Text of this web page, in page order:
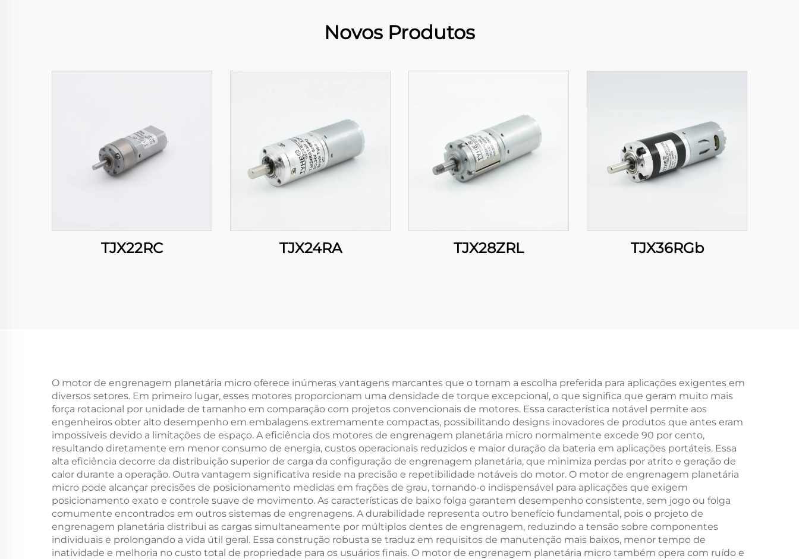
Novos Produtos
TJX22RC TJX24RA TJX28ZRL TJX36RGb
O motor de engrenagem planetária micro oferece inúmeras vantagens marcantes que o tornam a escolha preferida para aplicações exigentes em
diversos setores. Em primeiro lugar, esses motores proporcionam uma densidade de torque excepcional, o que significa que geram muito mais
força rotacional por unidade de tamanho em comparação com projetos convencionais de motores. Essa característica notável permite aos
engenheiros obter alto desempenho em embalagens extremamente compactas, possibilitando designs inovadores de produtos que antes eram
impossíveis devido a limitações de espaço. A eficiência dos motores de engrenagem planetária micro normalmente excede 90 por cento,
resultando diretamente em menor consumo de energia, custos operacionais reduzidos e maior duração da bateria em aplicações portáteis. Essa
alta eficiência decorre da distribuição superior de carga da configuração de engrenagem planetária, que minimiza perdas por atrito e geração de
calor durante a operação. Outra vantagem significativa reside na precisão e repetibilidade notáveis do motor. O motor de engrenagem planetária
micro pode alcançar precisões de posicionamento medidas em frações de grau, tornando-o indispensável para aplicações que exigem
posicionamento exato e controle suave de movimento. As características de baixo folga garantem desempenho consistente, sem jogo ou folga
comumente encontrados em outros sistemas de engrenagens. A durabilidade representa outro benefício fundamental, pois o projeto de
engrenagem planetária distribui as cargas simultaneamente por múltiplos dentes de engrenagem, reduzindo a tensão sobre componentes
individuais e prolongando a vida útil geral. Essa construção robusta se traduz em requisitos de manutenção mais baixos, menor tempo de
inatividade e melhoria no custo total de propriedade para os usuários finais. O motor de engrenagem planetária micro também opera com ruído e